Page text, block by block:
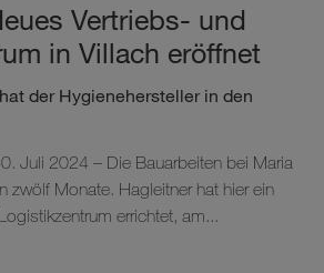
Vertriebs- und
in Villach eröffnet
der Hygienehersteller in den
Juli 2024 – Die Bauarbeiten bei Maria
zwölf Monate. Hagleitner hat hier ein
errichtet, am...